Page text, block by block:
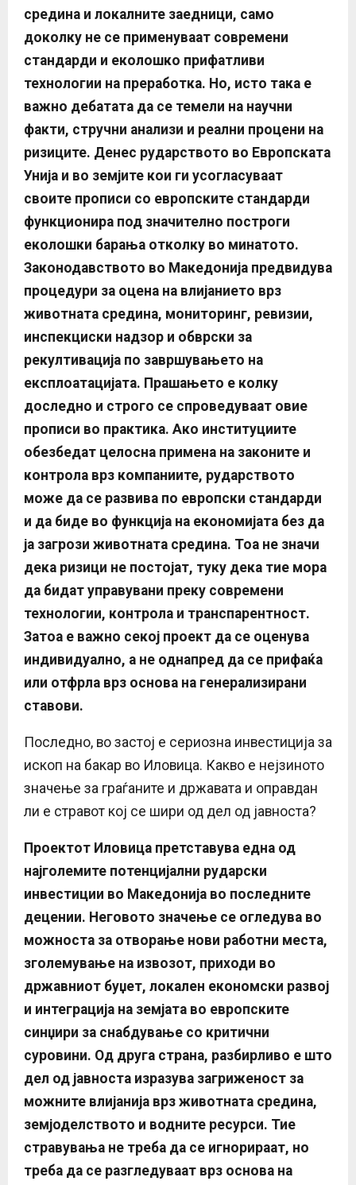
средина и локалните заедници, само
доколку не се применуваат современи
стандарди и еколошко прифатливи
технологии на преработка. Но, исто така е
важно дебатата да се темели на научни
факти, стручни анализи и реални процени на
ризиците. Денес рударството во Европската
Унија и во земјите кои ги усогласуваат
своите прописи со европските стандарди
функционира под значително построги
еколошки барања отколку во минатото.
Законодавството во Македонија предвидува
процедури за оцена на влијанието врз
животната средина, мониторинг, ревизии,
инспекциски надзор и обврски за
рекултивација по завршувањето на
експлоатацијата. Прашањето е колку
доследно и строго се спроведуваат овие
прописи во практика. Ако институциите
обезбедат целосна примена на законите и
контрола врз компаниите, рударството
може да се развива по европски стандарди
и да биде во функција на економијата без да
ја загрози животната средина. Тоа не значи
дека ризици не постојат, туку дека тие мора
да бидат управувани преку современи
технологии, контрола и транспарентност.
Затоа е важно секој проект да се оценува
индивидуално, а не однапред да се прифаќа
или отфрла врз основа на генерализирани
ставови.
Последно, во застој е сериозна инвестиција за
ископ на бакар во Иловица. Какво е нејзиното
значење за граѓаните и државата и оправдан
ли е стравот кој се шири од дел од јавноста?
Проектот Иловица претставува една од
најголемите потенцијални рударски
инвестиции во Македонија во последните
децении. Неговото значење се огледува во
можноста за отворање нови работни места,
зголемување на извозот, приходи во
државниот буџет, локален економски развој
и интеграција на земјата во европските
синџири за снабдување со критични
суровини. Од друга страна, разбирливо е што
дел од јавноста изразува загриженост за
можните влијанија врз животната средина,
земјоделството и водните ресурси. Тие
стравувања не треба да се игнорираат, но
треба да се разгледуваат врз основа на